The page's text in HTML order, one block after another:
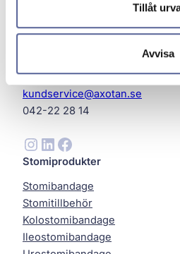
Tillåt
Avvisa
Helsingborg
kundservice@axotan.se
042-22 28 14
Instagram LinkedIn Facebook
Stomiprodukter
Stomibandage
Stomitillbehör
Kolostomibandage
Ileostomibandage